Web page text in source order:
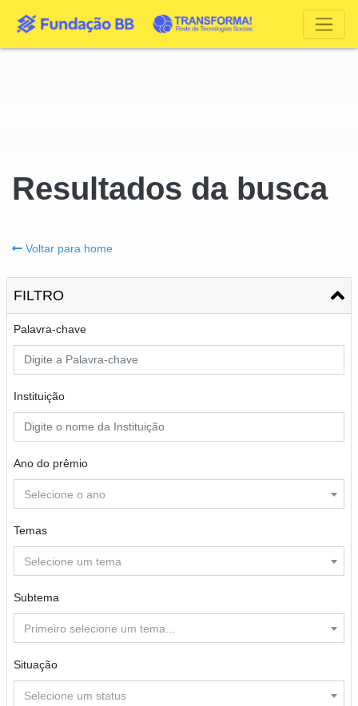
Resultados da busca
Voltar para home
FILTRO
Palavra-chave
Instituição
Ano do prêmio
Selecione o ano
Temas
Selecione um tema
Subtema
Primeiro selecione um tema...
Situação
Selecione um status